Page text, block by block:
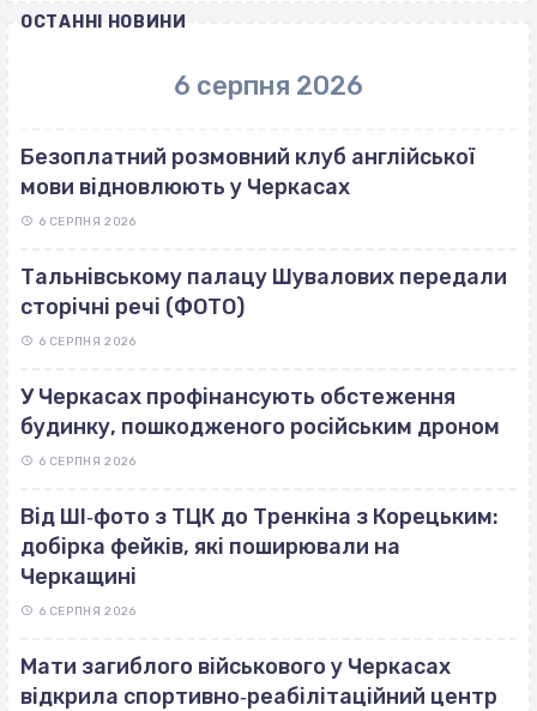
ОСТАННІ НОВИНИ
6 серпня 2026
Безоплатний розмовний клуб англійської
мови відновлюють у Черкасах
6 СЕРПНЯ 2026
Тальнівському палацу Шувалових передали
сторічні речі (ФОТО)
6 СЕРПНЯ 2026
У Черкасах профінансують обстеження
будинку, пошкодженого російським дроном
6 СЕРПНЯ 2026
Від ШІ‐фото з ТЦК до Тренкіна з Корецьким:
добірка фейків, які поширювали на
Черкащині
6 СЕРПНЯ 2026
Мати загиблого військового у Черкасах
відкрила спортивно‐реабілітаційний центр